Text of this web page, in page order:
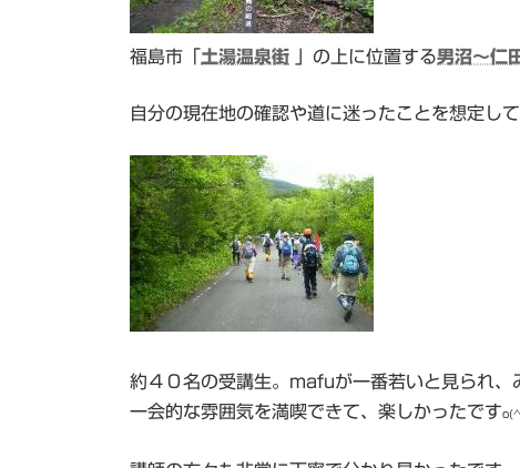
福島市「 土湯温泉街 」の上に位置する男沼～仁
自分の現在地の確認や道に迷ったことを想定し
約４０名の受講生。mafuが一番若いと見られ、
一会的な雰囲気を満喫できて、楽しかったです